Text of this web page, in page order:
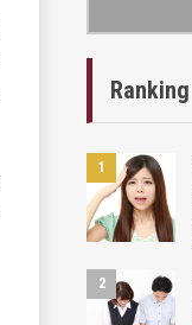
Ranking